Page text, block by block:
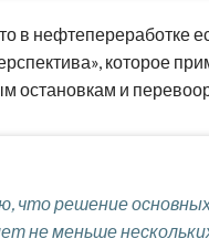
в нефтепереработке
которое
остановкам и
что решение
не меньше